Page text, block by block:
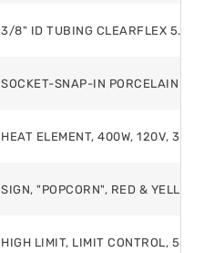
3/8" ID TUBING CLEARFLEX 5.5'
SOCKET-SNAP-IN PORCELAIN
HEAT ELEMENT, 400W, 120V, 36
SIGN, "POPCORN", RED & YELLOW
HIGH LIMIT, LIMIT CONTROL,